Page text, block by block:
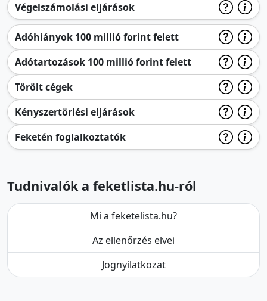
Végelszámolási eljárások
Adóhiányok 100 millió forint felett
Adótartozások 100 millió forint felett
Törölt cégek
Kényszertörlési eljárások
Feketén foglalkoztatók
Tudnivalók a feketlista.hu-ról
Mi a feketelista.hu?
Az ellenőrzés elvei
Jognyilatkozat